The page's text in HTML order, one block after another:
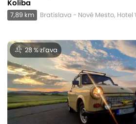
Koliba
7,89 km Bratislava - Nové Mesto, Hotel
28 % zľava